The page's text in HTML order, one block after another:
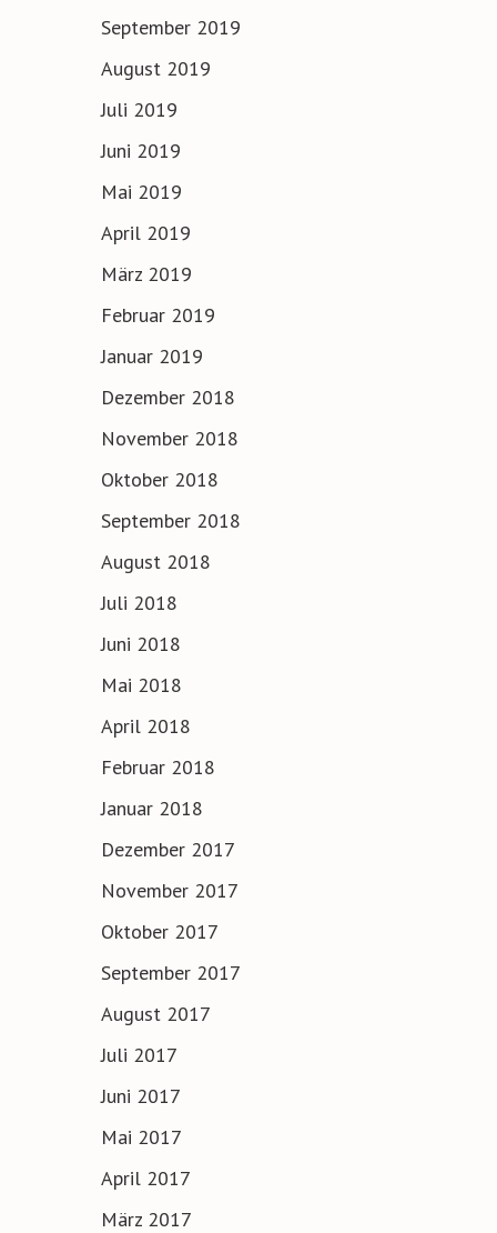
September 2019
August 2019
Juli 2019
Juni 2019
Mai 2019
April 2019
März 2019
Februar 2019
Januar 2019
Dezember 2018
November 2018
Oktober 2018
September 2018
August 2018
Juli 2018
Juni 2018
Mai 2018
April 2018
Februar 2018
Januar 2018
Dezember 2017
November 2017
Oktober 2017
September 2017
August 2017
Juli 2017
Juni 2017
Mai 2017
April 2017
März 2017